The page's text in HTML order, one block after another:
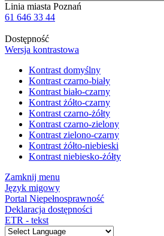
Linia miasta Poznań
61 646 33 44
Dostępność
Wersja kontrastowa
Kontrast domyślny
Kontrast czarno-biały
Kontrast biało-czarny
Kontrast żółto-czarny
Kontrast czarno-żółty
Kontrast czarno-zielony
Kontrast zielono-czarny
Kontrast żółto-niebieski
Kontrast niebiesko-żółty
Zamknij menu
Język migowy
Portal Niepełnosprawność
Deklaracja dostępności
ETR - tekst